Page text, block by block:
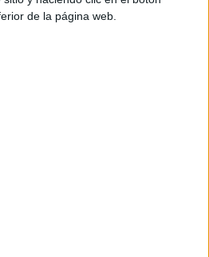
de la página web.
desconcertantes de dolor
diabética, el dolor en el